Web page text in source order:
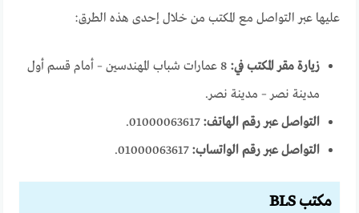
عليها عبر التواصل مع المكتب من خلال إحدى هذه الطرق:
زيارة مقر المكتب في: 8 عمارات شباب المهندسين – أمام قسم أول
مدينة نصر – مدينة نصر.
التواصل عبر رقم الهاتف:01000063617.
التواصل عبر رقم الواتساب:01000063617.
مكتبBLS